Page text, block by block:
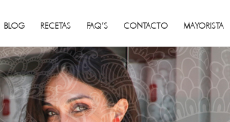
BLOG RECETAS FAQ’S CONTACTO MAYORISTA